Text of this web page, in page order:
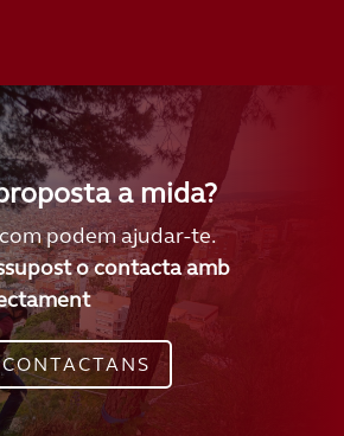
a mida?
podem ajudar-te.
o contacta amb
CONTACTANS